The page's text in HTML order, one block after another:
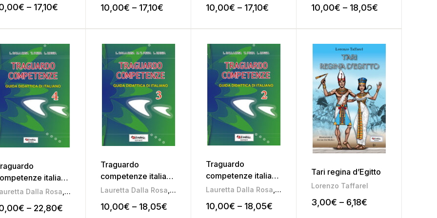
€ – 17,10€ 10,00€ – 17,10€ 10,00€ – 17,10€ 10,00€ – 18,05€
italiano
Dalla Rosa Liliana Roggia,Mariateresa Pozza
€ – 22,80€
Traguardo
competenze italiano
3
Lauretta Dalla Rosa Liliana Roggia,Mariateresa Pozza
10,00€ – 18,05€
Traguardo
competenze italiano
2
Lauretta Dalla Rosa Liliana Roggia,Mariateresa Pozza
10,00€ – 18,05€
Tari regina d’Egitto
Lorenzo Taffarel
3,00€ – 6,18€